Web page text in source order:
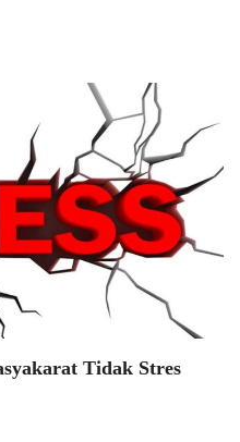
Tidak Stres